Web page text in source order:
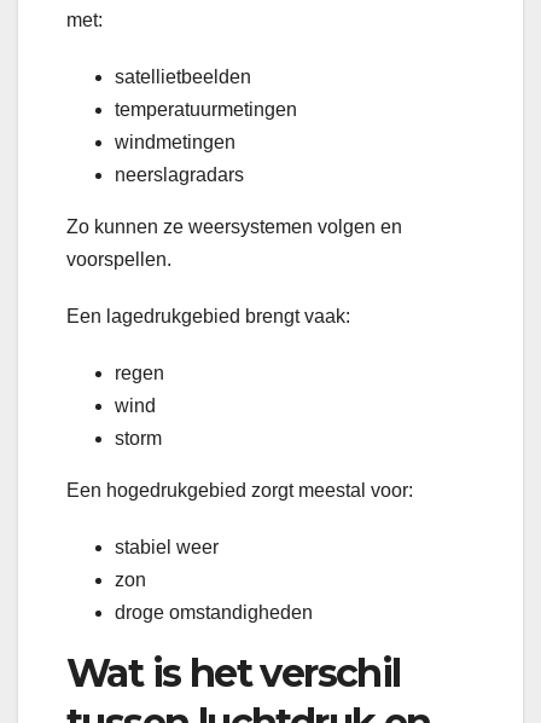
met:
satellietbeelden
temperatuurmetingen
windmetingen
neerslagradars
Zo kunnen ze weersystemen volgen en
voorspellen.
Een lagedrukgebied brengt vaak:
regen
wind
storm
Een hogedrukgebied zorgt meestal voor:
stabiel weer
zon
droge omstandigheden
Wat is het verschil